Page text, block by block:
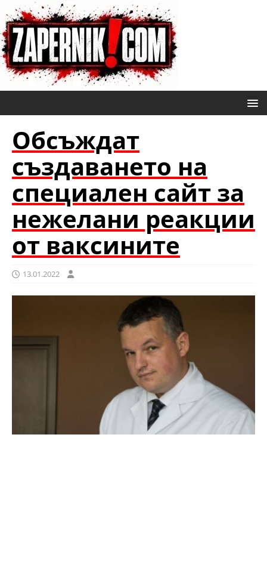
Обсъждат
създаването на
специален сайт за
нежелани реакции
от ваксините
13.01.2022